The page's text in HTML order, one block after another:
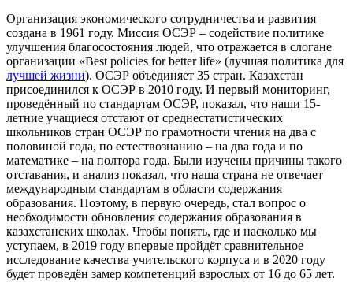
Организация экономического сотрудничества и развития
создана в 1961 году. Миссия ОСЭР – содействие политике
улучшения благосостояния людей, что отражается в слогане
организации «Best policies for better life» (лучшая политика для
лучшей жизни). ОСЭР объединяет 35 стран. Казахстан
присоединился к ОСЭР в 2010 году. И первый мониторинг,
проведённый по стандартам ОСЭР, показал, что наши 15-
летние учащиеся отстают от среднестатистических
школьников стран ОСЭР по грамотности чтения на два с
половиной года, по естествознанию – на два года и по
математике – на полтора года. Были изучены причины такого
отставания, и анализ показал, что наша страна не отвечает
международным стандартам в области содержания
образования. Поэтому, в первую очередь, стал вопрос о
необходимости обновления содержания образования в
казахстанских школах. Чтобы понять, где и насколько мы
уступаем, в 2019 году впервые пройдёт сравнительное
исследование качества учительского корпуса и в 2020 году
будет проведён замер компетенций взрослых от 16 до 65 лет.